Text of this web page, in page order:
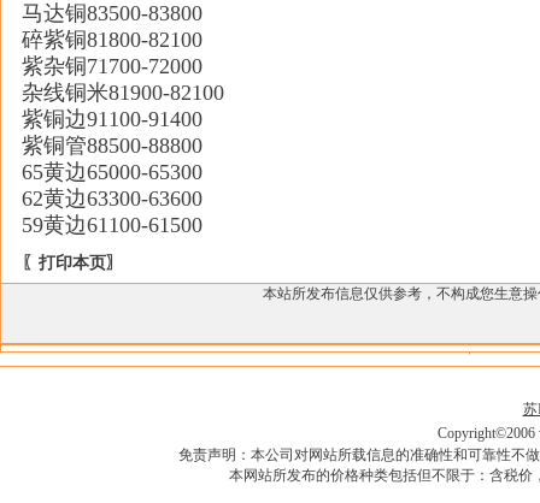
马达铜83500-83800
碎紫铜81800-82100
紫杂铜71700-72000
杂线铜米81900-82100
紫铜边91100-91400
紫铜管88500-88800
65黄边65000-65300
62黄边63300-63600
59黄边61100-61500
〖打印本页〗
本站所发布信息仅供参考，不构成您生意
苏
Copyright©2006
免责声明：本公司对网站所载信息的准确性和可靠性不
本网站所发布的价格种类包括但不限于：含税